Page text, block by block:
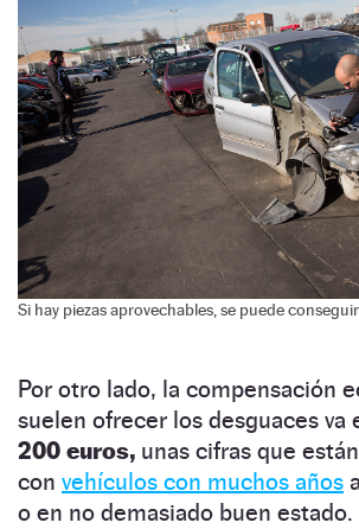
Si hay piezas aprovechables, se puede
Por otro lado, la compensación
suelen ofrecer los desguaces va
200 euros, unas cifras que
con vehículos con muchos años
o en no demasiado buen estado.